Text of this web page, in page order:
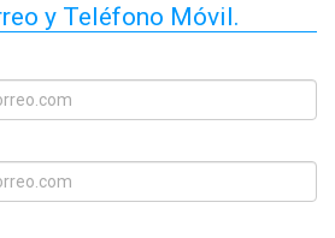
y Teléfono Móvil.